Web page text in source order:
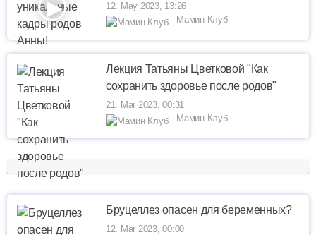
12. May 2023, 13:26
Мамин Клуб
Лекция Татьяны Цветковой "Как
сохранить здоровье после родов"
21. Mar 2023, 00:31
Мамин Клуб
Бруцеллез опасен для беременных?
12. Mar 2023, 00:00